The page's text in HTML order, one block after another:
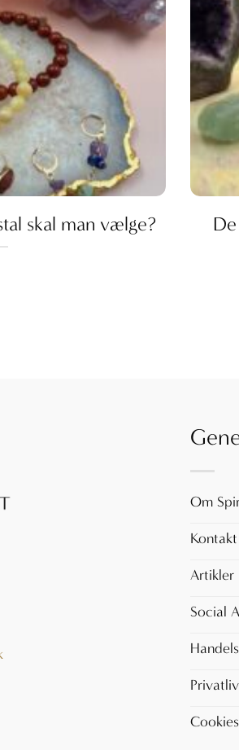
skal man vælge?
Om
Kontakt
Artikler
Social
Cookies